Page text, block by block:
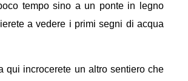
tempo sino a un ponte in legno
a vedere i primi segni di acqua
qui incrocerete un altro sentiero che